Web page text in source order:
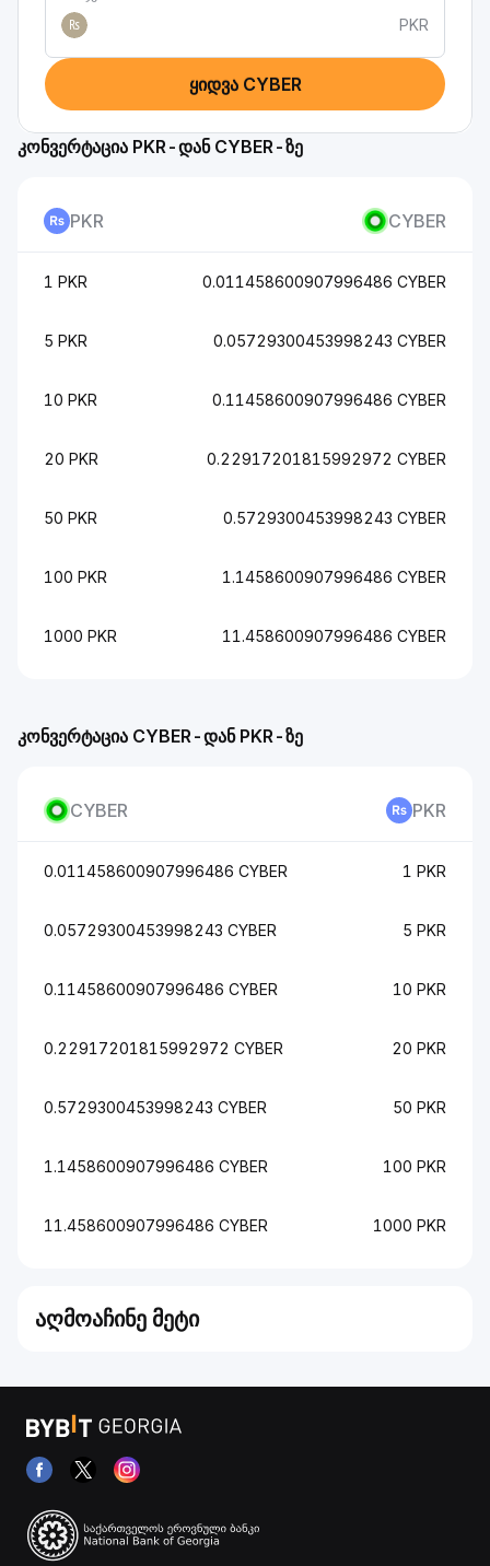
₨
PKR
ყიდვა CYBER
კონვერტაცია CYBER-დან PKR-ზე
CYBER PKR
0.011458600907996486 CYBER 1 PKR
0.05729300453998243 CYBER 5 PKR
0.11458600907996486 CYBER 10 PKR
0.22917201815992972 CYBER 20 PKR
0.5729300453998243 CYBER 50 PKR
1.1458600907996486 CYBER 100 PKR
11.458600907996486 CYBER 1000 PKR
კონვერტაცია PKR-დან CYBER-ზე
PKR CYBER
1 PKR 0.011458600907996486 CYBER
5 PKR 0.05729300453998243 CYBER
10 PKR 0.11458600907996486 CYBER
20 PKR 0.22917201815992972 CYBER
50 PKR 0.5729300453998243 CYBER
100 PKR 1.1458600907996486 CYBER
1000 PKR 11.458600907996486 CYBER
აღმოაჩინე მეტი